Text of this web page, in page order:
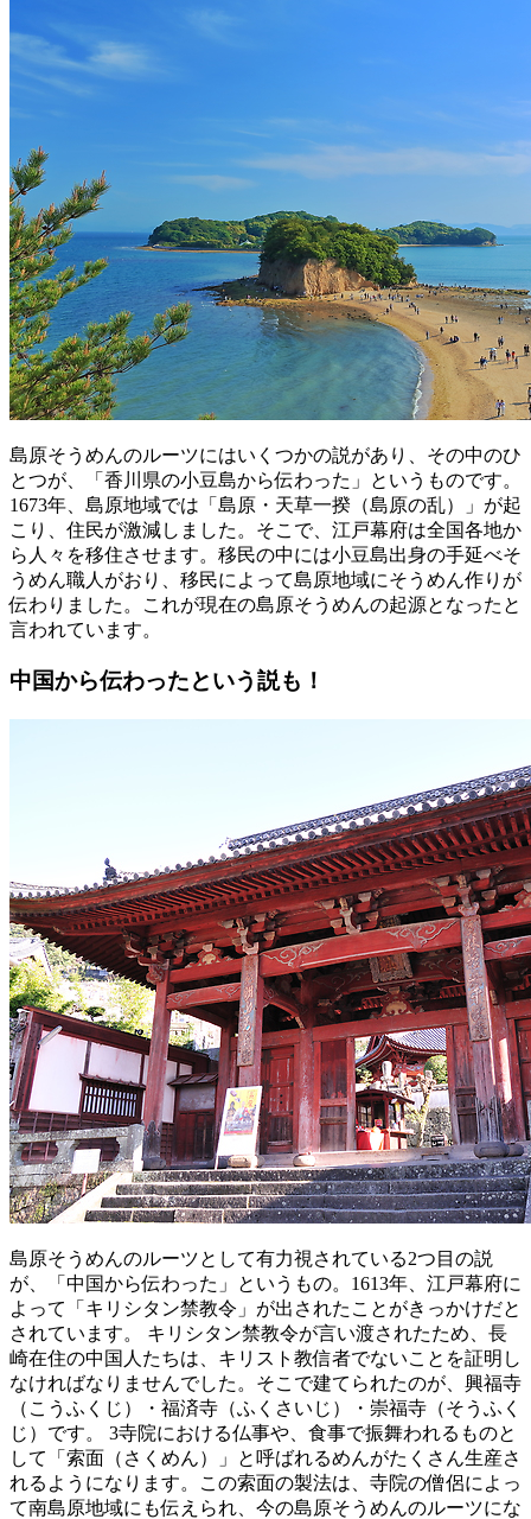
島原そうめんのルーツにはいくつかの説があり、その中のひ
とつが、「香川県の小豆島から伝わった」というものです。
1673年、島原地域では「島原・天草一揆（島原の乱）」が起
こり、住民が激減しました。そこで、江戸幕府は全国各地か
ら人々を移住させます。移民の中には小豆島出身の手延べそ
うめん職人がおり、移民によって島原地域にそうめん作りが
伝わりました。これが現在の島原そうめんの起源となったと
言われています。
中国から伝わったという説も！
島原そうめんのルーツとして有力視されている2つ目の説
が、「中国から伝わった」というもの。1613年、江戸幕府に
よって「キリシタン禁教令」が出されたことがきっかけだと
されています。 キリシタン禁教令が言い渡されたため、長
崎在住の中国人たちは、キリスト教信者でないことを証明し
なければなりませんでした。そこで建てられたのが、興福寺
（こうふくじ）・福済寺（ふくさいじ）・崇福寺（そうふく
じ）です。 3寺院における仏事や、食事で振舞われるものと
して「索面（さくめん）」と呼ばれるめんがたくさん生産さ
れるようになります。この索面の製法は、寺院の僧侶によっ
て南島原地域にも伝えられ、今の島原そうめんのルーツにな